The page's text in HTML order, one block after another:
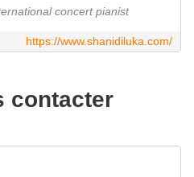
concert pianist
https://www.shanidiluka.com/
contacter